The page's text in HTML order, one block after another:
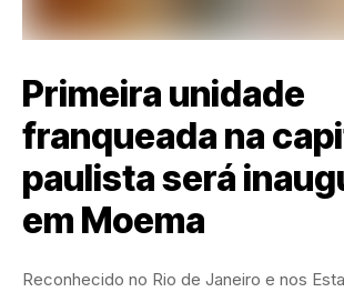
Primeira unidade
franqueada na
paulista será
em Moema
Reconhecido no Rio de Janeiro e nos